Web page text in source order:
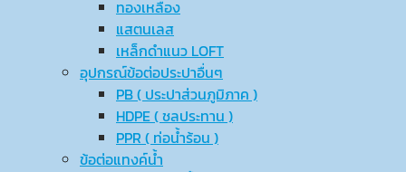
ทองเหลือง
แสตนเลส
เหล็กดำแนว LOFT
อุปกรณ์ข้อต่อประปาอื่นๆ
PB ( ประปาส่วนภูมิภาค )
HDPE ( ชลประทาน )
PPR ( ท่อน้ำร้อน )
ข้อต่อแทงค์น้ำ